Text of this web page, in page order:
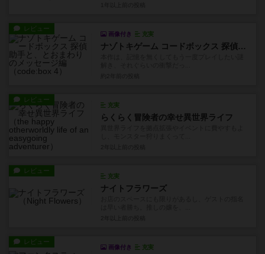
レビュー
画像付き 充実
ナゾトキゲーム コードボックス 探偵助手と、とおまわりのメッセージ編
レビュー
充実
らくらく冒険者の幸せ異世界ライフ
レビュー
充実
ナイトフラワーズ
レビュー
画像付き 充実